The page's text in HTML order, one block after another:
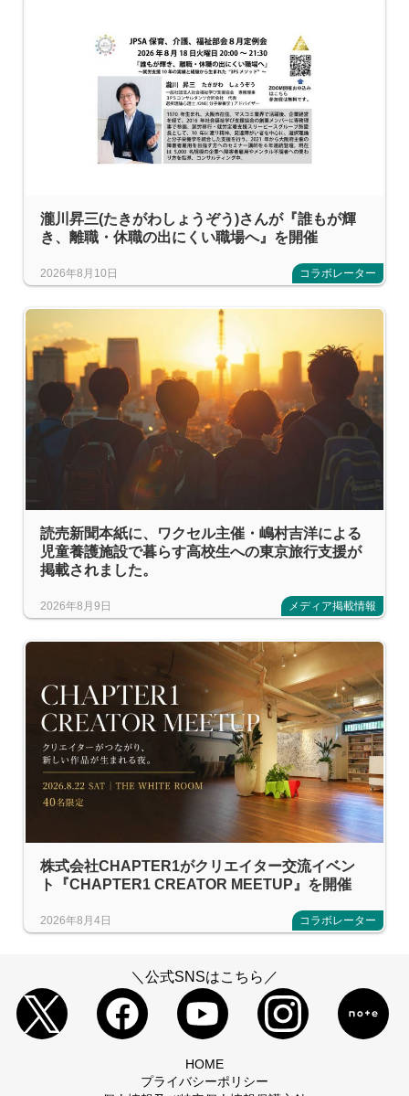
瀧川昇三(たきがわしょうぞう)さんが『誰もが輝
き、離職・休職の出にくい職場へ』を開催
2026年8月10日 コラボレーター
読売新聞本紙に、ワクセル主催・嶋村吉洋による
児童養護施設で暮らす高校生への東京旅行支援が
掲載されました。
2026年8月9日 メディア掲載情報
株式会社CHAPTER1がクリエイター交流イベン
ト『CHAPTER1 CREATOR MEETUP』を開催
2026年8月4日 コラボレーター
＼公式SNSはこちら／
HOME
プライバシーポリシー